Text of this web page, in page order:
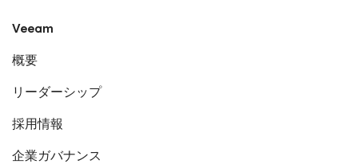
Veeam
概要
リーダーシップ
採用情報
企業ガバナンス